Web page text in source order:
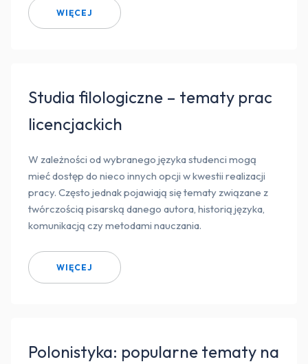
WIĘCEJ
Studia filologiczne – tematy prac
licencjackich
W zależności od wybranego języka studenci mogą
mieć dostęp do nieco innych opcji w kwestii realizacji
pracy. Często jednak pojawiają się tematy związane z
twórczością pisarską danego autora, historią języka,
komunikacją czy metodami nauczania.
WIĘCEJ
Polonistyka: popularne tematy na